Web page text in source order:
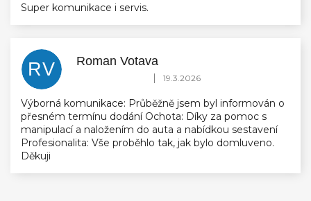
Super komunikace i servis.
RV Roman Votava
Hodnocení obchodu je 5 z 5 hvězdiček.
| 19.3.2026
Výborná komunikace: Průběžně jsem byl informován o
přesném termínu dodání Ochota: Díky za pomoc s
manipulací a naložením do auta a nabídkou sestavení
Profesionalita: Vše proběhlo tak, jak bylo domluveno.
Děkuji